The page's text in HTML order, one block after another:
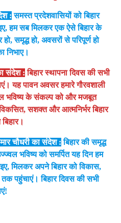
: समस्त प्रदेशवासियों को बिहार
हम सब मिलकर एक ऐसे बिहार के
समृद्ध हो, अवसरों से परिपूर्ण हो
निभाए।
संदेश : बिहार स्थापना दिवस की सभी
यह पावन अवसर हमारे गौरवशाली
भविष्य के संकल्प को और मजबूत
सशक्त और आत्मनिर्भर बिहार
चौधरी का संदेश : बिहार की समृद्ध
भविष्य को समर्पित यह दिन हम
मिलकर अपने बिहार को विकास,
पहुंचाएं। बिहार दिवस की सभी